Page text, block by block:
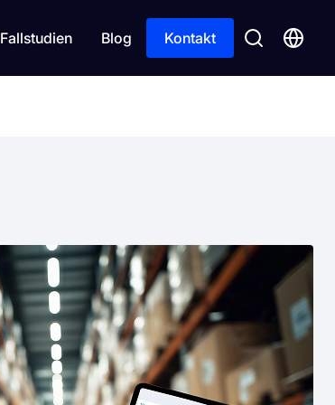
Fallstudien Blog Kontakt